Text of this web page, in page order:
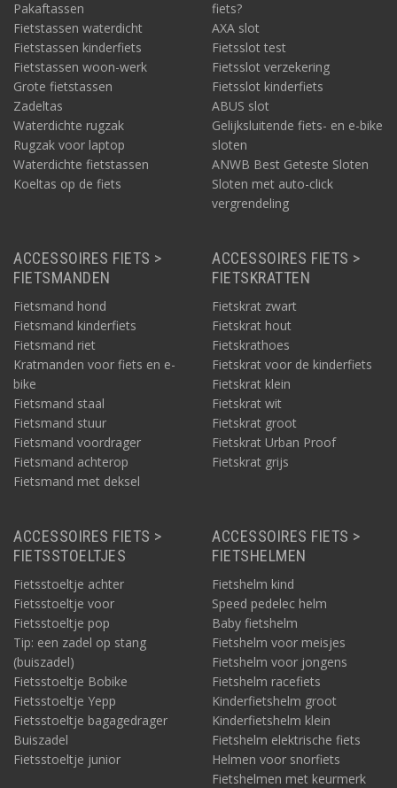
Pakaftassen
Fietstassen waterdicht
Fietstassen kinderfiets
Fietstassen woon-werk
Grote fietstassen
Zadeltas
Waterdichte rugzak
Rugzak voor laptop
Waterdichte fietstassen
Koeltas op de fiets
fiets?
AXA slot
Fietsslot test
Fietsslot verzekering
Fietsslot kinderfiets
ABUS slot
Gelijksluitende fiets- en e-bike
sloten
ANWB Best Geteste Sloten
Sloten met auto-click
vergrendeling
ACCESSOIRES FIETS >
FIETSMANDEN
Fietsmand hond
Fietsmand kinderfiets
Fietsmand riet
Kratmanden voor fiets en e-
bike
Fietsmand staal
Fietsmand stuur
Fietsmand voordrager
Fietsmand achterop
Fietsmand met deksel
ACCESSOIRES FIETS >
FIETSKRATTEN
Fietskrat zwart
Fietskrat hout
Fietskrathoes
Fietskrat voor de kinderfiets
Fietskrat klein
Fietskrat wit
Fietskrat groot
Fietskrat Urban Proof
Fietskrat grijs
ACCESSOIRES FIETS >
FIETSSTOELTJES
Fietsstoeltje achter
Fietsstoeltje voor
Fietsstoeltje pop
Tip: een zadel op stang
(buiszadel)
Fietsstoeltje Bobike
Fietsstoeltje Yepp
Fietsstoeltje bagagedrager
Buiszadel
Fietsstoeltje junior
ACCESSOIRES FIETS >
FIETSHELMEN
Fietshelm kind
Speed pedelec helm
Baby fietshelm
Fietshelm voor meisjes
Fietshelm voor jongens
Fietshelm racefiets
Kinderfietshelm groot
Kinderfietshelm klein
Fietshelm elektrische fiets
Helmen voor snorfiets
Fietshelmen met keurmerk